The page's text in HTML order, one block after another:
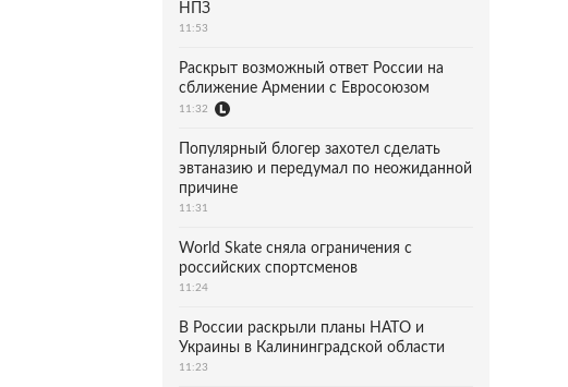
НПЗ
11:53
Раскрыт возможный ответ России на
сближение Армении с Евросоюзом
11:32
Популярный блогер захотел сделать
эвтаназию и передумал по неожиданной
причине
11:31
World Skate сняла ограничения с
российских спортсменов
11:24
В России раскрыли планы НАТО и
Украины в Калининградской области
11:23